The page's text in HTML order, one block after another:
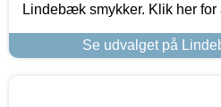
Lindebæk smykker. Klik her for
Se udvalget på